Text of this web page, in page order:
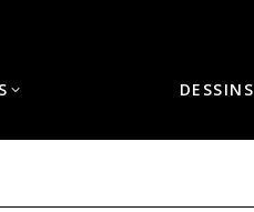
DESSINS